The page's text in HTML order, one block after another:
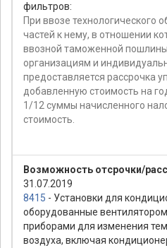
фильтров:
При ввозе технологического
частей к нему, в отношении
ввозной таможенной
организациям и
предоставляется рассрочка
добавленную стоимость на
1/12 суммы начисленного
стоимость.
Возможность отсрочки/
31.07.2019
8415 - Установки для
оборудованные
приборами для изменения
воздуха, включая